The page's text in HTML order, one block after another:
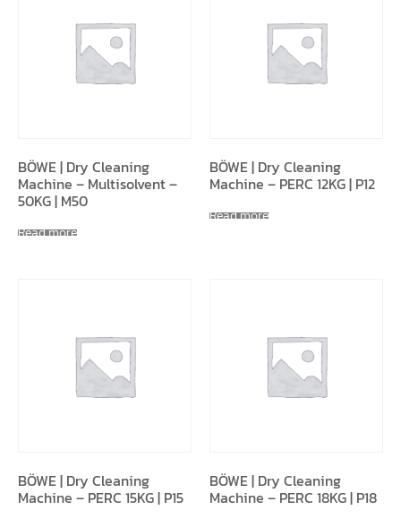
BÖWE | Dry Cleaning
Machine – Multisolvent –
50KG | M50
Read more
BÖWE | Dry Cleaning
Machine – PERC 12KG | P12
Read more
BÖWE | Dry Cleaning
Machine – PERC 15KG | P15
BÖWE | Dry Cleaning
Machine – PERC 18KG | P18